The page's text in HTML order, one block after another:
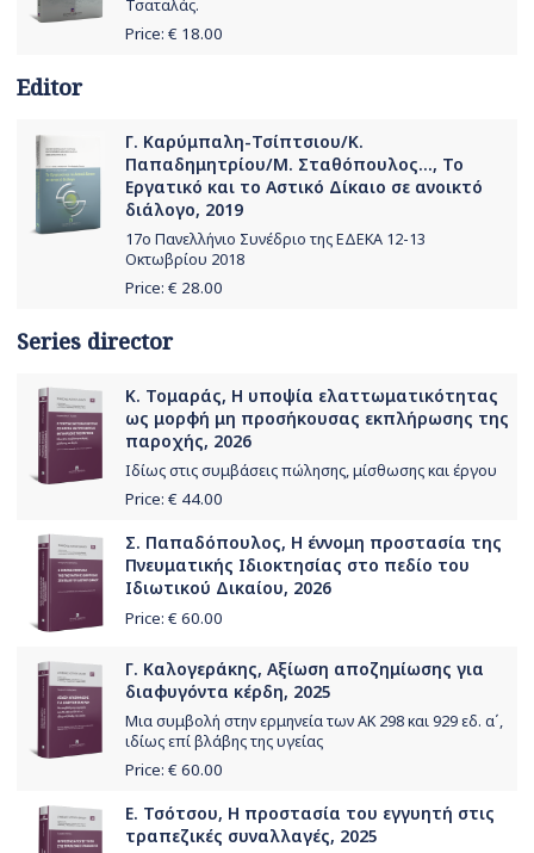
Τσαταλάς.
Price: € 18.00
Editor
Γ. Καρύμπαλη-Τσίπτσιου/Κ.
Παπαδημητρίου/Μ. Σταθόπουλος..., Το
Εργατικό και το Αστικό Δίκαιο σε ανοικτό
διάλογο, 2019
17o Πανελλήνιο Συνέδριο της ΕΔΕΚΑ 12-13
Οκτωβρίου 2018
Price: € 28.00
Series director
Κ. Τομαράς, Η υποψία ελαττωματικότητας
ως μορφή μη προσήκουσας εκπλήρωσης της
παροχής, 2026
Ιδίως στις συμβάσεις πώλησης, μίσθωσης και έργου
Price: € 44.00
Σ. Παπαδόπουλος, Η έννομη προστασία της
Πνευματικής Ιδιοκτησίας στο πεδίο του
Ιδιωτικού Δικαίου, 2026
Price: € 60.00
Γ. Καλογεράκης, Αξίωση αποζημίωσης για
διαφυγόντα κέρδη, 2025
Μια συμβολή στην ερμηνεία των ΑΚ 298 και 929 εδ. α΄,
ιδίως επί βλάβης της υγείας
Price: € 60.00
Ε. Τσότσου, H προστασία του εγγυητή στις
τραπεζικές συναλλαγές, 2025